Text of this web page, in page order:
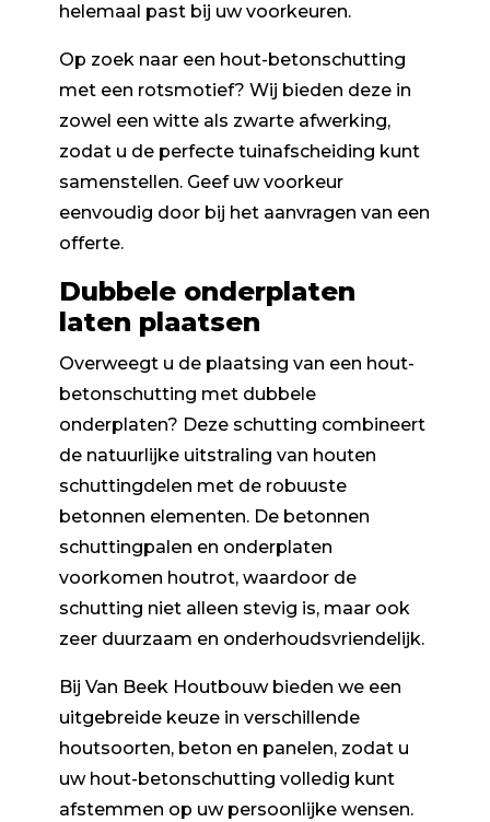
helemaal past bij uw voorkeuren.
Op zoek naar een hout-betonschutting
met een rotsmotief? Wij bieden deze in
zowel een witte als zwarte afwerking,
zodat u de perfecte tuinafscheiding kunt
samenstellen. Geef uw voorkeur
eenvoudig door bij het aanvragen van een
offerte.
Dubbele onderplaten
laten plaatsen
Overweegt u de plaatsing van een hout-
betonschutting met dubbele
onderplaten? Deze schutting combineert
de natuurlijke uitstraling van houten
schuttingdelen met de robuuste
betonnen elementen. De betonnen
schuttingpalen en onderplaten
voorkomen houtrot, waardoor de
schutting niet alleen stevig is, maar ook
zeer duurzaam en onderhoudsvriendelijk.
Bij Van Beek Houtbouw bieden we een
uitgebreide keuze in verschillende
houtsoorten, beton en panelen, zodat u
uw hout-betonschutting volledig kunt
afstemmen op uw persoonlijke wensen.